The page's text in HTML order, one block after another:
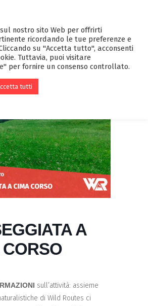
A
sull’attività: assieme
di Wild Routes ci
nostro sito Web per offrirti
ricordando le tue preferenze e
su "Accetta tutto", acconsenti
Tuttavia, puoi visitare
per fornire un consenso controllato.
tutti